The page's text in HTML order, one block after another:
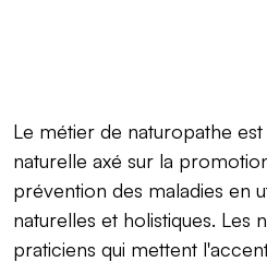
Le métier de naturopathe
naturelle axé sur la
prévention des maladies en
naturelles et holistiques. Les
praticiens qui mettent